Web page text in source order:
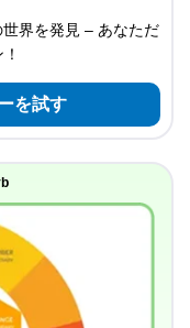
界を発見 – あなただ
を試す